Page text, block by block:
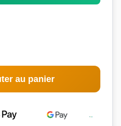
au panier